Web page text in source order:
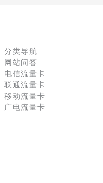
分类导航
网站问答
电信流量卡
联通流量卡
移动流量卡
广电流量卡